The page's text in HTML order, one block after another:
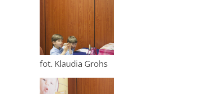
fot. Klaudia Grohs